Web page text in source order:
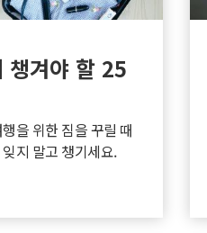
챙겨야 할 25
을 위한 짐을 꾸릴 때
지 말고 챙기세요.